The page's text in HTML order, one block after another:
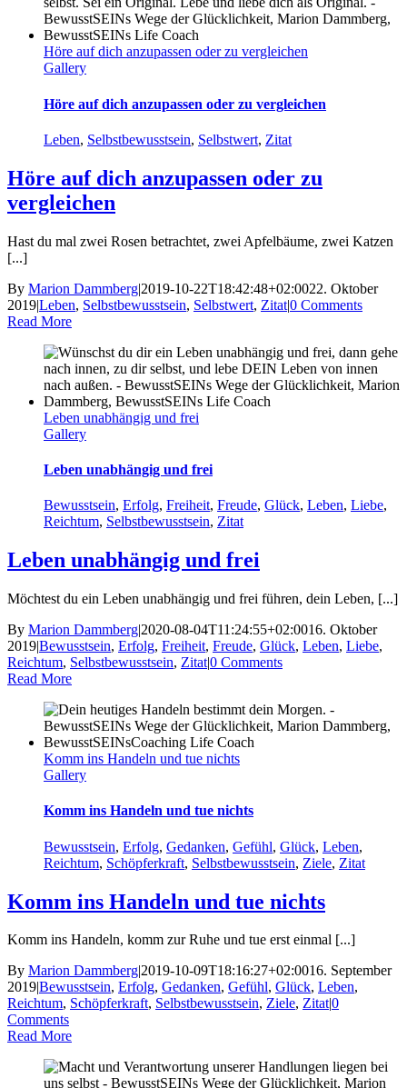
Höre auf dich anzupassen oder zu vergleichen
Gallery
Höre auf dich anzupassen oder zu vergleichen
Leben, Selbstbewusstsein, Selbstwert, Zitat
Höre auf dich anzupassen oder zu
vergleichen
Hast du mal zwei Rosen betrachtet, zwei Apfelbäume, zwei Katzen
[...]
By Marion Dammberg|2019-10-22T18:42:48+02:0022. Oktober
2019|Leben, Selbstbewusstsein, Selbstwert, Zitat|0 Comments
Read More
Leben unabhängig und frei
Gallery
Leben unabhängig und frei
Bewusstsein, Erfolg, Freiheit, Freude, Glück, Leben, Liebe,
Reichtum, Selbstbewusstsein, Zitat
Leben unabhängig und frei
Möchtest du ein Leben unabhängig und frei führen, dein Leben, [...]
By Marion Dammberg|2020-08-04T11:24:55+02:0016. Oktober
2019|Bewusstsein, Erfolg, Freiheit, Freude, Glück, Leben, Liebe,
Reichtum, Selbstbewusstsein, Zitat|0 Comments
Read More
Komm ins Handeln und tue nichts
Gallery
Komm ins Handeln und tue nichts
Bewusstsein, Erfolg, Gedanken, Gefühl, Glück, Leben,
Reichtum, Schöpferkraft, Selbstbewusstsein, Ziele, Zitat
Komm ins Handeln und tue nichts
Komm ins Handeln, komm zur Ruhe und tue erst einmal [...]
By Marion Dammberg|2019-10-09T18:16:27+02:0016. September
2019|Bewusstsein, Erfolg, Gedanken, Gefühl, Glück, Leben,
Reichtum, Schöpferkraft, Selbstbewusstsein, Ziele, Zitat|0
Comments
Read More